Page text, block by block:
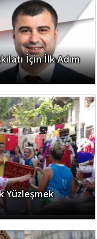
İçin İlk Adım
Yüzleşmek